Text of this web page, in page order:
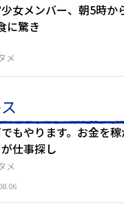
メ
女メンバー、朝5時
に驚き
メ
でもやります。お金を
仕事探し